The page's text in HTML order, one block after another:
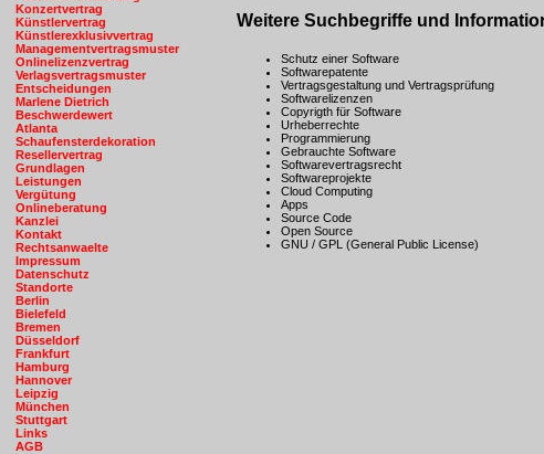
Konzertvertrag
Künstlervertrag
Künstlerexklusivvertrag
Managementvertragsmuster
Onlinelizenzvertrag
Verlagsvertragsmuster
Entscheidungen
Marlene Dietrich
Beschwerdewert
Atlanta
Schaufensterdekoration
Resellervertrag
Grundlagen
Leistungen
Vergütung
Onlineberatung
Kanzlei
Kontakt
Rechtsanwaelte
Impressum
Datenschutz
Standorte
Berlin
Bielefeld
Bremen
Düsseldorf
Frankfurt
Hamburg
Hannover
Leipzig
München
Stuttgart
Links
AGB
Weitere Suchbegriffe und
Schutz einer Software
Softwarepatente
Vertragsgestaltung und Vertragsprüfung
Softwarelizenzen
Copyrigth für Software
Urheberrechte
Programmierung
Gebrauchte Software
Softwarevertragsrecht
Softwareprojekte
Cloud Computing
Apps
Source Code
Open Source
GNU / GPL (General Public License)